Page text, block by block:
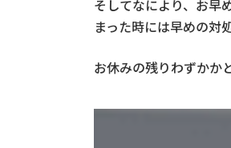
そしてなにより、お早
まった時には早めの対
お休みの残りわずかか